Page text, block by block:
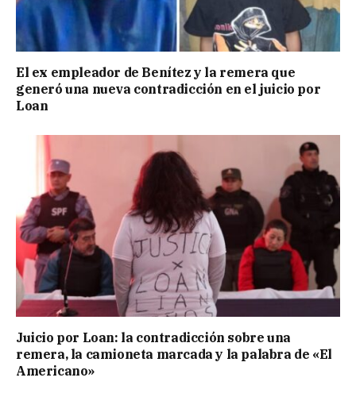
El ex empleador de Benítez y la remera que
generó una nueva contradicción en el juicio por
Loan
Juicio por Loan: la contradicción sobre una
remera, la camioneta marcada y la palabra de «El
Americano»